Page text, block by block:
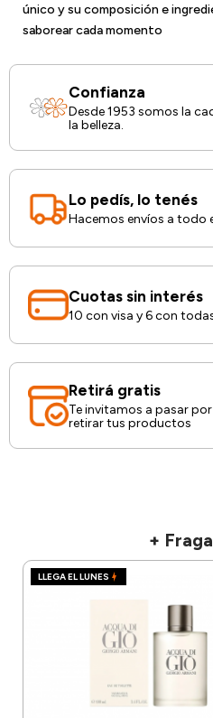
único y su composición e
saborear cada momento
Confianza
Desde 1953 somos la
la belleza.
Lo pedís, lo tenés
Hacemos envíos a todo
Cuotas sin interés
10 con visa y 6 con
Retirá gratis
Te invitamos a pasar
retirar tus productos
+
LLEGA EL LUNES